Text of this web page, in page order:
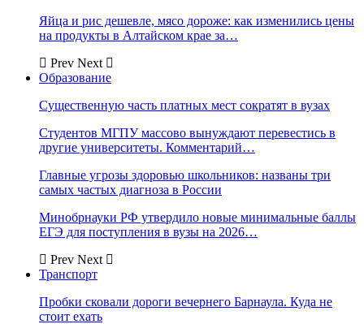
Яйца и рис дешевле, мясо дороже: как изменились цены
на продукты в Алтайском крае за…
Prev Next
Образование
Существенную часть платных мест сократят в вузах
Студентов МГПУ массово вынуждают перевестись в
другие университеты. Комментарий…
Главные угрозы здоровью школьников: названы три
самых частых диагноза в России
Минобрнауки РФ утвердило новые минимальные баллы
ЕГЭ для поступления в вузы на 2026…
Prev Next
Транспорт
Пробки сковали дороги вечернего Барнаула. Куда не
стоит ехать